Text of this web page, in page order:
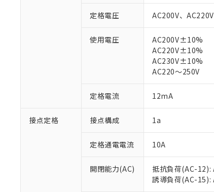
定格電圧 AC200V、
使用電圧
AC200V±10%
AC220V±10%
AC230V±10%
AC220～250V
定格電流 12mA
接点定格 接点構成 1a
定格通電電流 10A
開閉能力(AC)
抵抗負荷(AC-12):
誘導負荷(AC-15):
ご利用条
以下の条件を
正式な納
当社販売
オムロン
対応予定：EU
対応予定なし
調査・確認中
非該当品：ラ
仕入先様の事
があります。
*EU RoHS指令（10
六価クロム(Cr(Ⅵ))
但し、RoHS指令
フタル酸エステル
※2 対応予
※1 中国
「×」：最大
「－」：未確
Pb(鉛) :1000ppm
DBP(フタル酸ジブ
※2 環境保
う）を輸
置等に一
当社は、
また当社
記
説明
△ 一定